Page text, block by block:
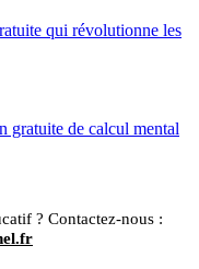
qui révolutionne les
gratuite de calcul mental
? Contactez-nous :